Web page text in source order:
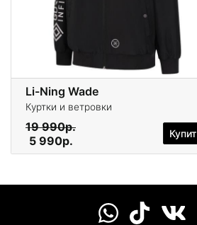
Li-Ning Wade
Куртки и ветровки
19 990р.
5 990р.